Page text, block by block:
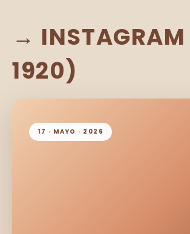
→ INSTAGRAM
1920)
17 · MAYO · 2026